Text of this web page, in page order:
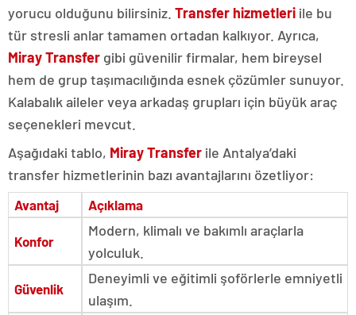
yorucu olduğunu bilirsiniz. Transfer hizmetleri ile bu
tür stresli anlar tamamen ortadan kalkıyor. Ayrıca,
Miray Transfer gibi güvenilir firmalar, hem bireysel
hem de grup taşımacılığında esnek çözümler sunuyor.
Kalabalık aileler veya arkadaş grupları için büyük araç
seçenekleri mevcut.
Aşağıdaki tablo, Miray Transfer ile Antalya’daki
transfer hizmetlerinin bazı avantajlarını özetliyor:
Avantaj Açıklama
Konfor
Modern, klimalı ve bakımlı araçlarla
yolculuk.
Güvenlik
Deneyimli ve eğitimli şoförlerle emniyetli
ulaşım.